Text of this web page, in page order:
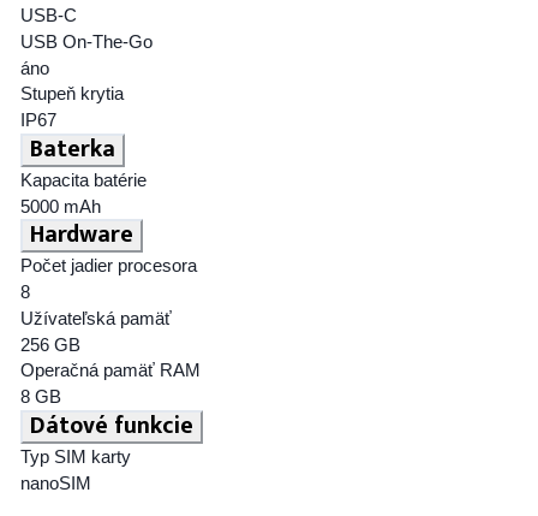
USB-C
USB On-The-Go
áno
Stupeň krytia
IP67
Baterka
Kapacita batérie
5000 mAh
Hardware
Počet jadier procesora
8
Užívateľská pamäť
256 GB
Operačná pamäť RAM
8 GB
Dátové funkcie
Typ SIM karty
nanoSIM